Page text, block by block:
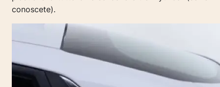
conoscete).